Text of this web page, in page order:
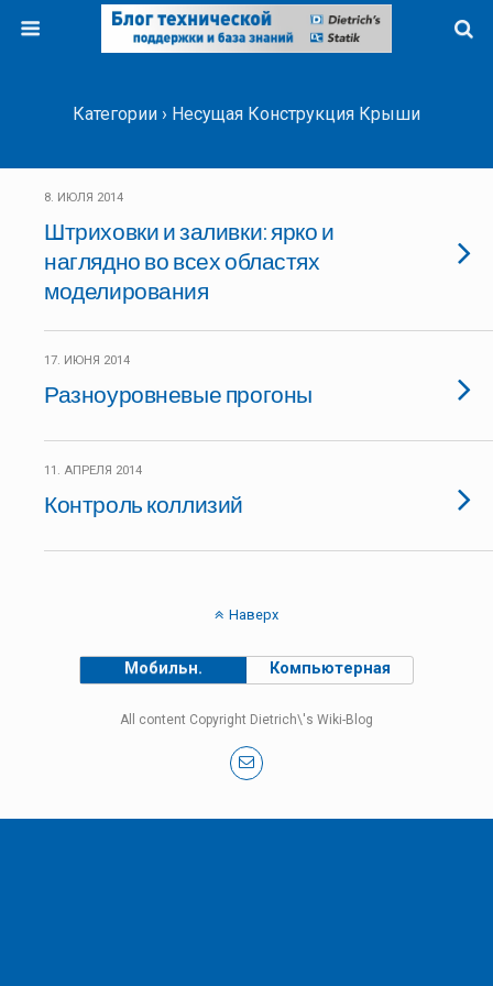
Категории › Несущая Конструкция Крыши
8. ИЮЛЯ 2014
Штриховки и заливки: ярко и
наглядно во всех областях
моделирования
17. ИЮНЯ 2014
Разноуровневые прогоны
11. АПРЕЛЯ 2014
Контроль коллизий
Наверх
Мобильн. Компьютерная
All content Copyright Dietrich\'s Wiki-Blog